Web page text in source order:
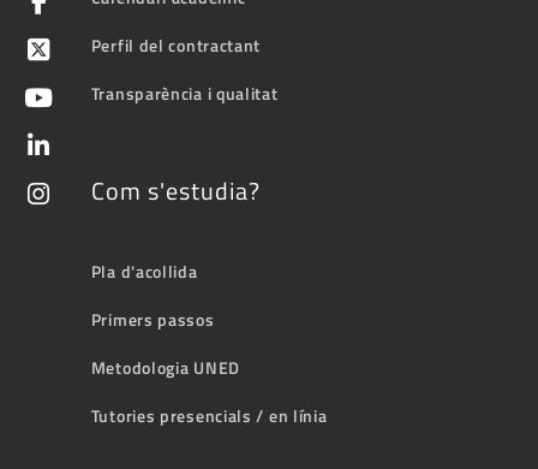
Perfil del contractant
Transparència i qualitat
Com s'estudia?
Pla d'acollida
Primers passos
Metodologia UNED
Tutories presencials / en línia